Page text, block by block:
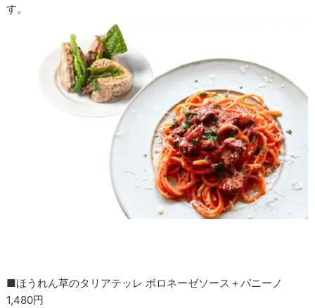
す。
■ほうれん草のタリアテッレ ボロネーゼソース＋パニーノ
1,480円